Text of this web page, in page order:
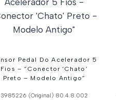
Pedal Do Acelerador 5
Fios – ”Conector ‘Chato’
Preto – Modelo Antigo”
3985226 (Original) 80.4.8.002